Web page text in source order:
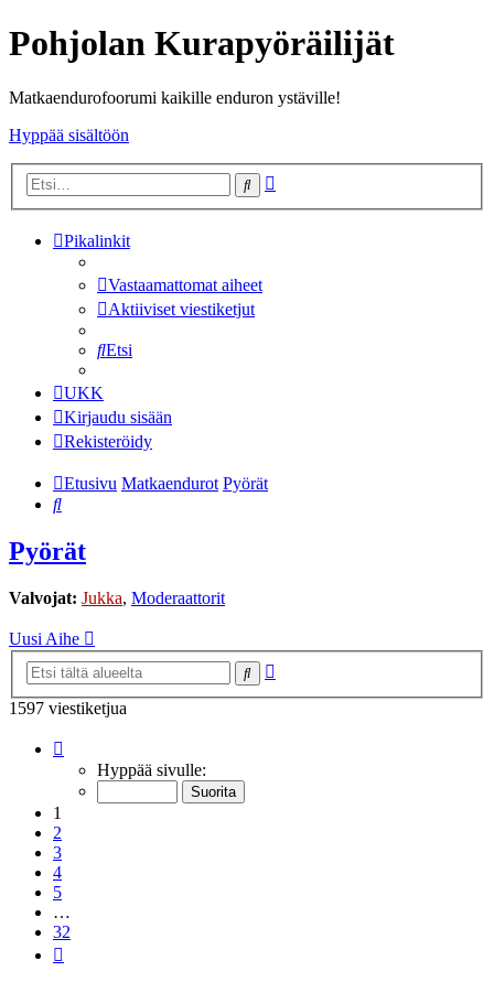
Pohjolan Kurapyöräilijät
Matkaendurofoorumi kaikille enduron ystäville!
Hyppää sisältöön
Etsi
Pikalinkit
Vastaamattomat aiheet
Aktiiviset viestiketjut
Etsi
UKK
Kirjaudu sisään
Rekisteröidy
Etusivu Matkaendurot Pyörät
Etsi
Pyörät
Valvojat: Jukka, Moderaattorit
Uusi Aihe
Etsi
1597 viestiketjua
32 Hyppää sivulle:
1
2
3
4
5
…
32